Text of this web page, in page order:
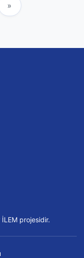
»
projesidir.